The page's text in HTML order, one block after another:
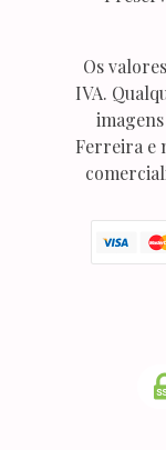
Os
IVA.
Ferreira e